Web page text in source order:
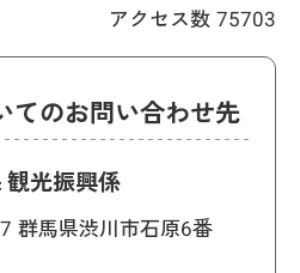
アクセス数 75703
てのお問い合わせ先
光振興係
群馬県渋川市石原6番